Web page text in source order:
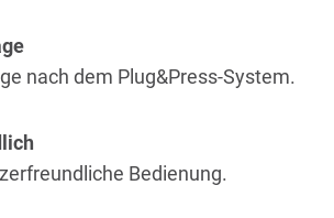
nach dem Plug&Press-System.
Bedienung.